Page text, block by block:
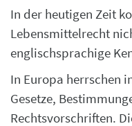
In der heutigen Zeit
Lebensmittelrecht
englischsprachige
In Europa herrschen
Gesetze,
Rechtsvorschriften.